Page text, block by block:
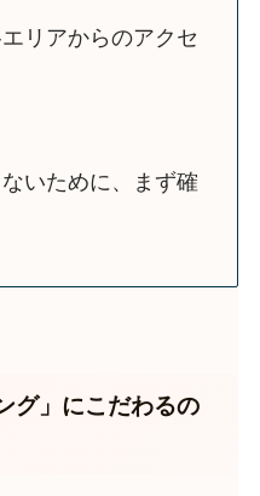
リアからのアクセ
いために、まず確
グ」にこだわるの